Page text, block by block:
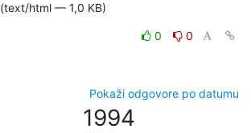
(text/html — 1,0 KB)
0
0
Pokaži odgovore po datumu
1994